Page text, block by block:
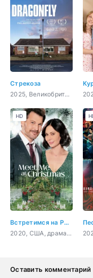
Стрекоза
2025, Великобритания, триллер, драма
Встретимся на Рождество
2020, США, драма, мелодрама
HD
Оставить комментарий